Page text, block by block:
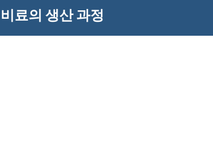
료의 생산 과정